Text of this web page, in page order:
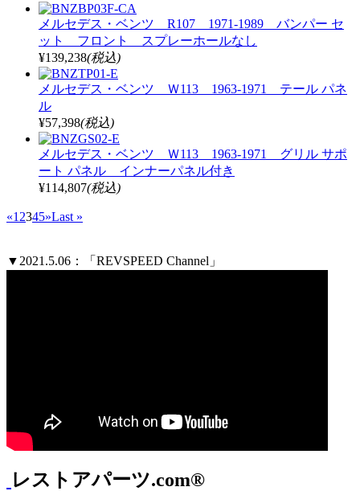
メルセデス・ベンツ R107 1971-1989 バンパー セ
ット フロント スプレーホールなし
¥139,238(税込)
メルセデス・ベンツ Ｗ113 1963-1971 テール パネ
ル
¥57,398(税込)
メルセデス・ベンツ Ｗ113 1963-1971 グリル サポ
ート パネル インナーパネル付き
¥114,807(税込)
«1 2345»Last »
▼2021.5.06：「REVSPEED Channel」
レストアパーツ.com®